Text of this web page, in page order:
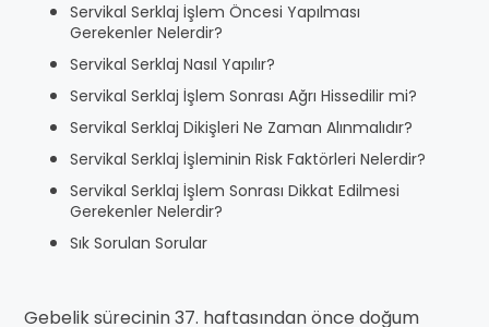
Servikal Serklaj İşlem Öncesi Yapılması
Gerekenler Nelerdir?
Servikal Serklaj Nasıl Yapılır?
Servikal Serklaj İşlem Sonrası Ağrı Hissedilir mi?
Servikal Serklaj Dikişleri Ne Zaman Alınmalıdır?
Servikal Serklaj İşleminin Risk Faktörleri Nelerdir?
Servikal Serklaj İşlem Sonrası Dikkat Edilmesi
Gerekenler Nelerdir?
Sık Sorulan Sorular
Gebelik sürecinin 37. haftasından önce doğum